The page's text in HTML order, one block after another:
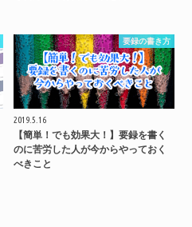
要録の書き方
2019.5.16
【簡単！でも効果大！】要録を書く
のに苦労した人が今からやっておく
べきこと